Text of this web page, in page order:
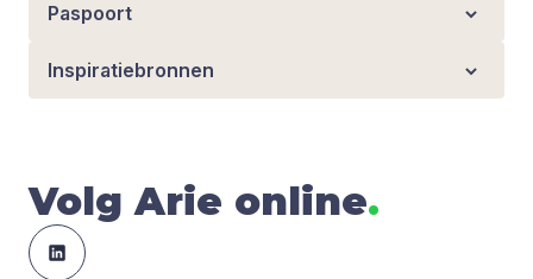
Paspoort
Inspiratiebronnen
Volg Arie online.